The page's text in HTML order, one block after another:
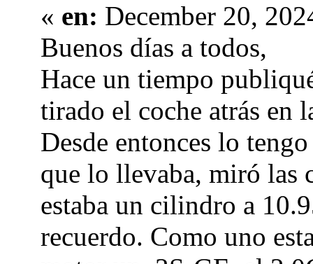
« en: December 20,
Buenos días a todos,
Hace un tiempo
tirado el coche atrás
Desde entonces lo
que lo llevaba, miró las
estaba un cilindro a
recuerdo. Como uno